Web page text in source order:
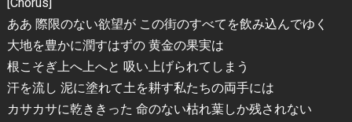
ああ 際限のない欲望が この街のすべてを飲み込んでゆく
大地を豊かに潤すはずの 黄金の果実は
根こそぎ上へ上へと 吸い上げられてしまう
汗を流し 泥に塗れて土を耕す私たちの両手には
カサカサに乾ききった 命のない枯れ葉しか残されない